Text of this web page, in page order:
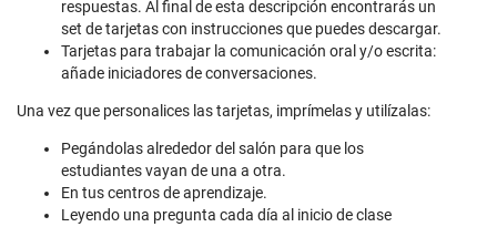
respuestas. Al final de esta descripción encontrarás un
set de tarjetas con instrucciones que puedes descargar.
Tarjetas para trabajar la comunicación oral y/o escrita:
añade iniciadores de conversaciones.
Una vez que personalices las tarjetas, imprímelas y utilízalas:
Pegándolas alrededor del salón para que los
estudiantes vayan de una a otra.
En tus centros de aprendizaje.
Leyendo una pregunta cada día al inicio de clase